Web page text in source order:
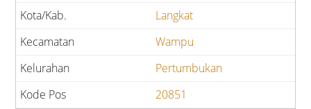
Langkat
Wampu
Pertumbukan
20851